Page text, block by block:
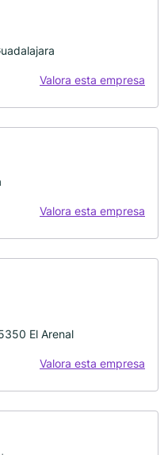
Valora esta empresa
Valora esta empresa
El Arenal
Valora esta empresa